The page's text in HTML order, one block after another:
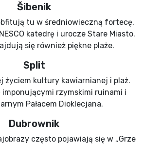
Šibenik
tu w średniowieczną fortecę,
katedrę i urocze Stare Miasto.
się również piękne plaże.
Split
życiem kultury kawiarnianej i plaż.
rzymskimi ruinami i
Pałacem Dioklecjana.
Dubrownik
często pojawiają się w „Grze